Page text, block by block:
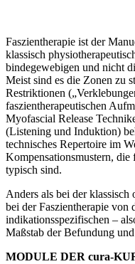
Faszientherapie ist der
klassisch
bindegewebigen und nicht
Meist sind es die Zonen zu
Restriktionen
faszientherapeutischen
Myofascial Release
(Listening und Induktion)
technisches Repertoire im
Kompensationsmustern,
typisch sind.
Anders als bei der klassisch
bei der Faszientherapie
indikationsspezifischen –
Maßstab der Befundung
MODULE DER cura-